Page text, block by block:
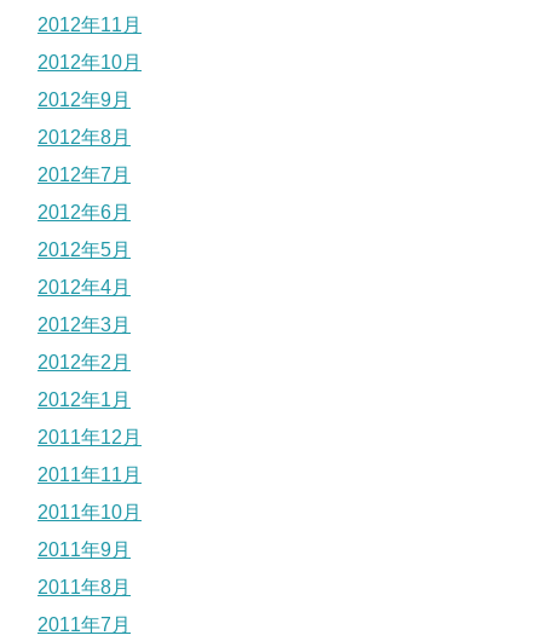
2012年11月
2012年10月
2012年9月
2012年8月
2012年7月
2012年6月
2012年5月
2012年4月
2012年3月
2012年2月
2012年1月
2011年12月
2011年11月
2011年10月
2011年9月
2011年8月
2011年7月